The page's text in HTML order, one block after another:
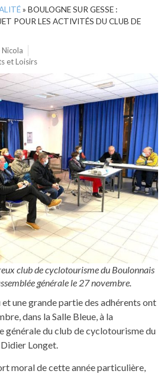
» BOULOGNE SUR GESSE :
POUR LES ACTIVITÉS DU CLUB DE
et Loisirs
club de cyclotourisme du Boulonnais
générale le 27 novembre.
une grande partie des adhérents ont
dans la Salle Bleue, à la
générale du club de cyclotourisme du
Longet.
moral de cette année particulière,